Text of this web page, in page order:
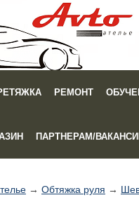
РЕМОНТ
ПАРТНЕРАМ/
→ Обтяжка руля →